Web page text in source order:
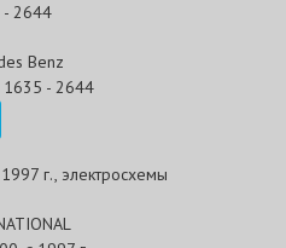
2644
г., электросхемы